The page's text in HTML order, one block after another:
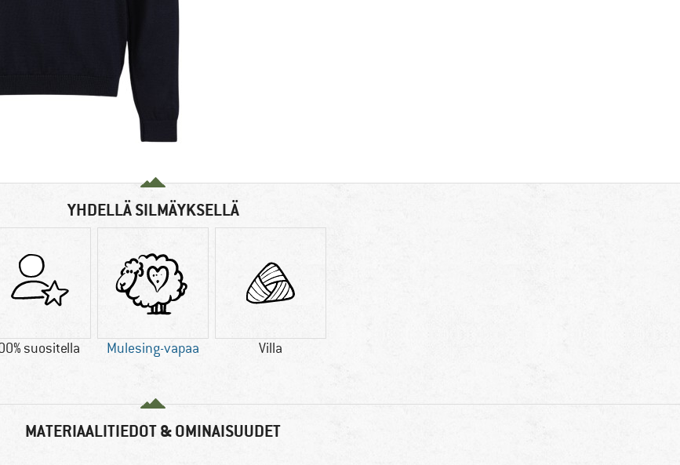
YHDELLÄ SILMÄYKSELLÄ
suositella Mulesing-vapaa Villa
MATERIAALITIEDOT & OMINAISUUDET